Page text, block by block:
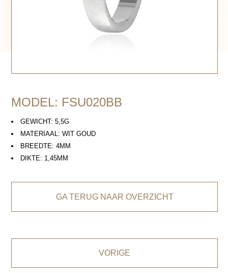
MODEL: FSU020BB
GEWICHT: 5,5G
MATERIAAL: WIT GOUD
BREEDTE: 4MM
DIKTE: 1,45MM
GA TERUG NAAR OVERZICHT
VORIGE